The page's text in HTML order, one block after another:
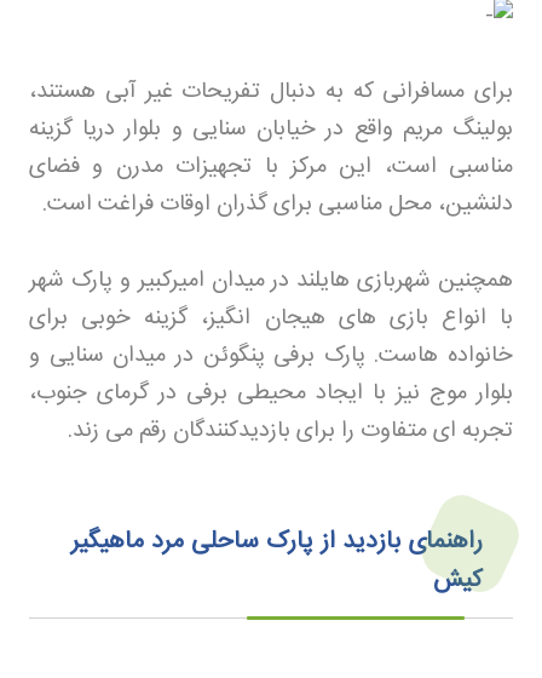
برای مسافرانی که به دنبال تفریحات غیر آبی هستند،
بولینگ مریم واقع در خیابان سنایی و بلوار دریا گزینه
مناسبی است، این مرکز با تجهیزات مدرن و فضای
دلنشین، محل مناسبی برای گذران اوقات فراغت است.
همچنین شهربازی هایلند در میدان امیرکبیر و پارک شهر
با انواع بازی های هیجان انگیز، گزینه خوبی برای
خانواده هاست. پارک برفی پنگوئن در میدان سنایی و
بلوار موج نیز با ایجاد محیطی برفی در گرمای جنوب،
تجربه ای متفاوت را برای بازدیدکنندگان رقم می زند.
راهنمای بازدید از پارک ساحلی مرد ماهیگیر
کیش